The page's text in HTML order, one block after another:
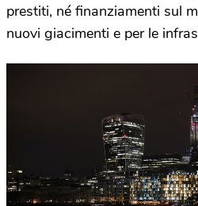
prestiti, né finanziamenti sul
nuovi giacimenti e per le